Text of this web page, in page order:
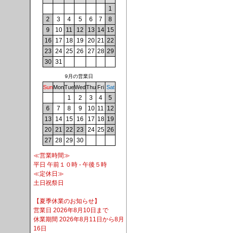
1
2
3 4 5 6 7
8
9
10 11 12 13 14 15
16
17 18 19 20 21 22
23 24 25 26 27 28 29
30 31
9月の営業日
SunMonTueWedThu Fri Sat
1 2 3 4
5
6
7 8 9 10 11 12
13
14 15 16 17 18 19
20 21 22 23 24 25 26
27 28 29 30
≪営業時間≫
平日 午前１０時 - 午後５時
≪定休日≫
土日祝祭日
【夏季休業のお知らせ】
営業日 2026年8月10日まで
休業期間 2026年8月11日から8月
16日